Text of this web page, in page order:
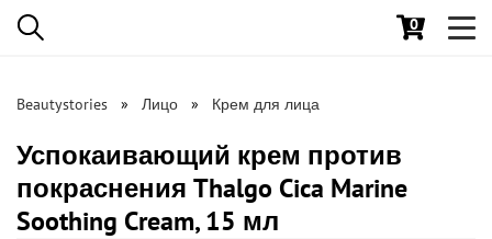
0
Beautystories Лицо Крем для лица
Успокаивающий крем против
покраснения Thalgo Cica Marine
Soothing Cream, 15 мл